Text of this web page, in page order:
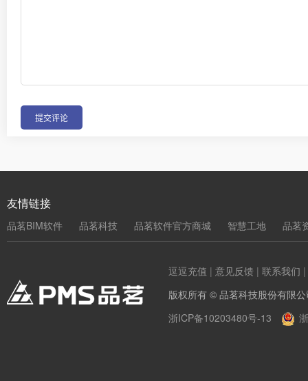
友情链接
品茗BIM软件 品茗科技 品茗软件官方商城 智慧工地 品茗
逗逗充值 | 意见反馈 | 联系我们 |
版权所有 © 品茗科技股份有限
浙ICP备10203480号-13